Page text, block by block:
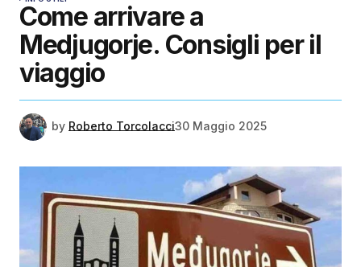
Come arrivare a
Medjugorje. Consigli per il
viaggio
by Roberto Torcolacci30 Maggio 2025